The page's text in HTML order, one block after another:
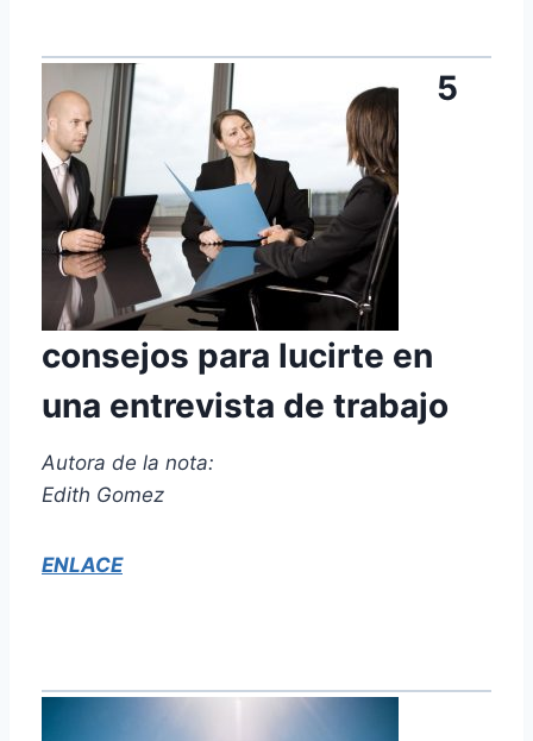
5
consejos para lucirte en
una entrevista de trabajo
Autora de la nota:
Edith Gomez
ENLACE